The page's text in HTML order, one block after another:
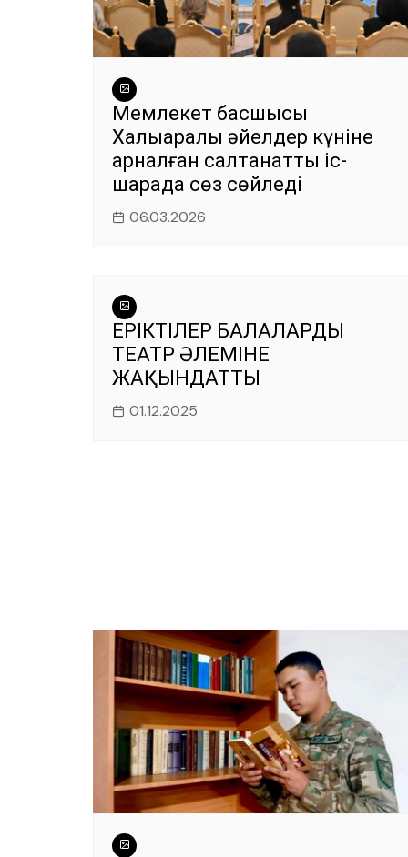
Мемлекет басшысы
Халықаралық әйелдер күніне
арналған салтанатты іс-
шарада сөз сөйледі
06.03.2026
ЕРІКТІЛЕР БАЛАЛАРДЫ
ТЕАТР ӘЛЕМІНЕ
ЖАҚЫНДАТТЫ
01.12.2025